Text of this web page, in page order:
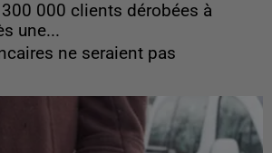
000 clients dérobées à
une...
ne seraient pas